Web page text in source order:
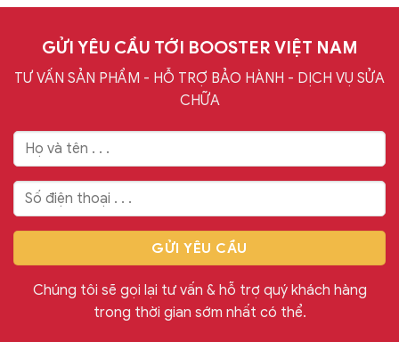
GỬI YÊU CẦU TỚI BOOSTER VIỆT NAM
TƯ VẤN SẢN PHẨM - HỖ TRỢ BẢO HÀNH - DỊCH VỤ SỬA
CHỮA
Chúng tôi sẽ gọi lại tư vấn & hỗ trợ quý khách hàng
trong thời gian sớm nhất có thể.